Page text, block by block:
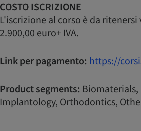
COSTO ISCRIZIONE
L'iscrizione al corso è da
2.900,00 euro+ IVA.
Link per pagamento: https://
Product segments: Biomaterials,
Implantology, Orthodontics,